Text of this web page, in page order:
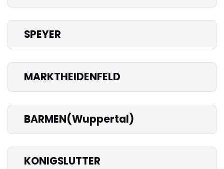
SPEYER
MARKTHEIDENFELD
BARMEN(Wuppertal)
KONIGSLUTTER